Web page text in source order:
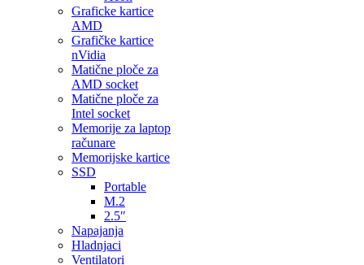
Graficke kartice
AMD
Grafičke kartice
nVidia
Matične ploče za
AMD socket
Matične ploče za
Intel socket
Memorije za laptop
računare
Memorijske kartice
SSD
Portable
M.2
2.5″
Napajanja
Hladnjaci
Ventilatori